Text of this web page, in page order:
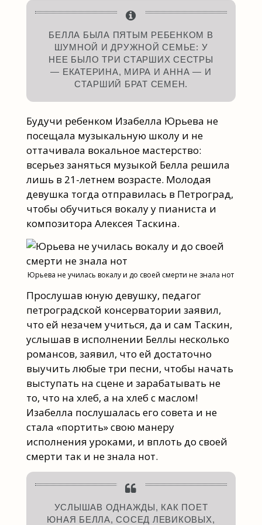
БЕЛЛА БЫЛА ПЯТЫМ РЕБЕНКОМ В
ШУМНОЙ И ДРУЖНОЙ СЕМЬЕ: У
НЕЕ БЫЛО ТРИ СТАРШИХ СЕСТРЫ
— ЕКАТЕРИНА, МИРА И АННА — И
СТАРШИЙ БРАТ СЕМЕН.
Будучи ребенком Изабелла Юрьева не
посещала музыкальную школу и не
оттачивала вокальное мастерство:
всерьез заняться музыкой Белла решила
лишь в 21-летнем возрасте. Молодая
девушка тогда отправилась в Петроград,
чтобы обучиться вокалу у пианиста и
композитора Алексея Таскина.
Юрьева не училась вокалу и до своей смерти не знала нот
Прослушав юную девушку, педагог
петроградской консерватории заявил,
что ей незачем учиться, да и сам Таскин,
услышав в исполнении Беллы несколько
романсов, заявил, что ей достаточно
выучить любые три песни, чтобы начать
выступать на сцене и зарабатывать не
то, что на хлеб, а на хлеб с маслом!
Изабелла послушалась его совета и не
стала «портить» свою манеру
исполнения уроками, и вплоть до своей
смерти так и не знала нот.
УСЛЫШАВ ОДНАЖДЫ, КАК ПОЕТ
ЮНАЯ БЕЛЛА, СОСЕД ЛЕВИКОВЫХ,